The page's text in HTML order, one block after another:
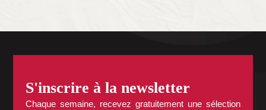
S'inscrire à la newsletter
Chaque semaine, recevez gratuitement une sélection